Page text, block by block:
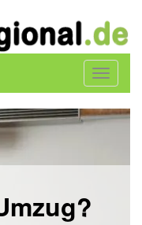
Toggle